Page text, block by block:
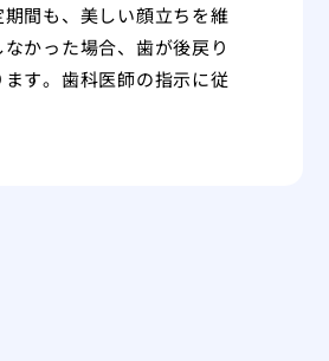
間も、美しい顔立ちを維
かった場合、歯が後戻り
す。歯科医師の指示に従